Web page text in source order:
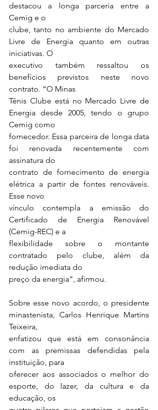
destacou a longa parceria entre a
Cemig e o
clube, tanto no ambiente do Mercado
Livre de Energia quanto em outras
iniciativas. O
executivo também ressaltou os
benefícios previstos neste novo
contrato. “O Minas
Tênis Clube está no Mercado Livre de
Energia desde 2005, tendo o grupo
Cemig como
fornecedor. Essa parceira de longa data
foi renovada recentemente com
assinatura do
contrato de fornecimento de energia
elétrica a partir de fontes renováveis.
Esse novo
vínculo contempla a emissão do
Certificado de Energia Renovável
(Cemig-REC) e a
flexibilidade sobre o montante
contratado pelo clube, além da
redução imediata do
preço da energia”, afirmou.
Sobre esse novo acordo, o presidente
minastenista, Carlos Henrique Martins
Teixeira,
enfatizou que está em consonância
com as premissas defendidas pela
instituição, para
oferecer aos associados o melhor do
esporte, do lazer, da cultura e da
educação, os